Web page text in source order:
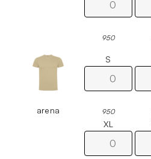
950
arena
S
950
XL